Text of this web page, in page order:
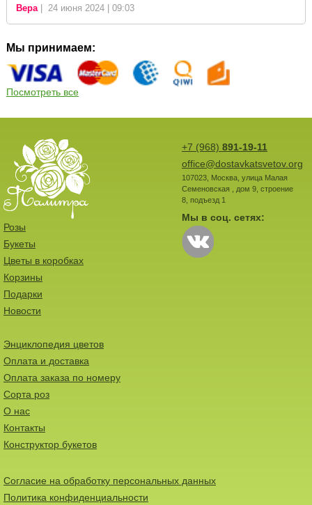
Вера| 24 июня 2024 | 09:03
Мы принимаем:
Посмотреть все
+7 (968) 891-19-11
office@dostavkatsvetov.org
107023, Москва, улица Малая
Семеновская , дом 9, строение
8, подъезд 1
Мы в соц. сетях:
Розы
Букеты
Цветы в коробках
Корзины
Подарки
Новости
Энциклопедия цветов
Оплата и доставка
Оплата заказа по номеру
Сорта роз
О нас
Контакты
Конструктор букетов
Согласие на обработку персональных данных
Политика конфиденциальности